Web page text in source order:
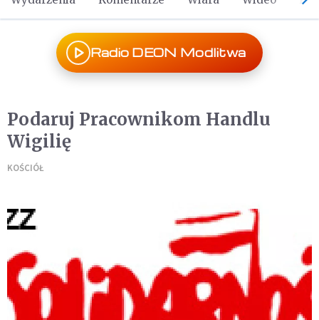
Radio DEON Modlitwa
Podaruj Pracownikom Handlu
Wigilię
KOŚCIÓŁ